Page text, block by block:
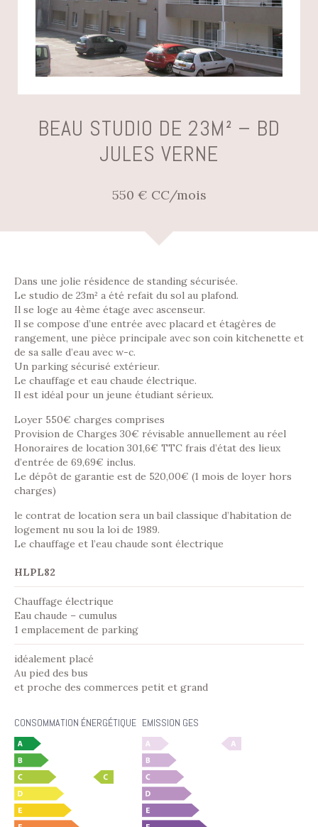
BEAU STUDIO DE 23M² – BD
JULES VERNE
550 € CC/mois
Dans une jolie résidence de standing sécurisée.
Le studio de 23m² a été refait du sol au plafond.
Il se loge au 4ème étage avec ascenseur.
Il se compose d’une entrée avec placard et étagères de
rangement, une pièce principale avec son coin kitchenette et
de sa salle d’eau avec w-c.
Un parking sécurisé extérieur.
Le chauffage et eau chaude électrique.
Il est idéal pour un jeune étudiant sérieux.
Loyer 550€ charges comprises
Provision de Charges 30€ révisable annuellement au réel
Honoraires de location 301,6€ TTC frais d’état des lieux
d’entrée de 69,69€ inclus.
Le dépôt de garantie est de 520,00€ (1 mois de loyer hors
charges)
le contrat de location sera un bail classique d’habitation de
logement nu sou la loi de 1989.
Le chauffage et l’eau chaude sont électrique
HLPL82
Chauffage électrique
Eau chaude – cumulus
1 emplacement de parking
idéalement placé
Au pied des bus
et proche des commerces petit et grand
CONSOMMATION ÉNERGÉTIQUE EMISSION GES